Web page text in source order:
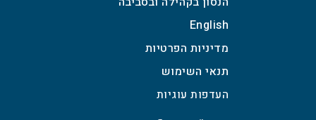
מפעל בטון
אזור תעשיה שחורת, אילת
English
מדיניות הפרטיות
תנאי השימוש